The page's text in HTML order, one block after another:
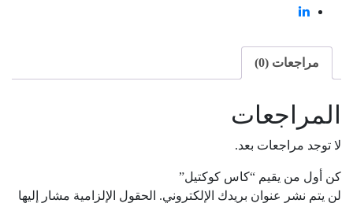
مراجعات (0)
المراجعات
لا توجد مراجعات بعد.
كن أول من يقيم “كاس كوكتيل”
لن يتم نشر عنوان بريدك الإلكتروني. الحقول الإلزامية مشار إليها